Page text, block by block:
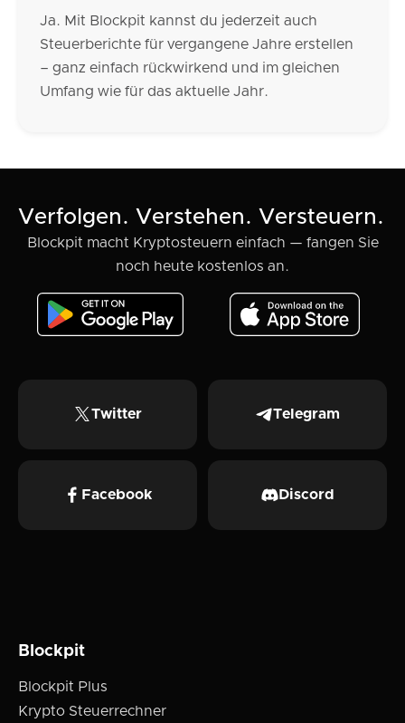
Ja. Mit Blockpit kannst du jederzeit auch
Steuerberichte für vergangene Jahre erstellen
– ganz einfach rückwirkend und im gleichen
Umfang wie für das aktuelle Jahr.
Verfolgen. Verstehen. Versteuern.
Blockpit macht Kryptosteuern einfach — fangen Sie
noch heute kostenlos an.
Twitter Telegram
Facebook Discord
Blockpit
Blockpit Plus
Krypto Steuerrechner